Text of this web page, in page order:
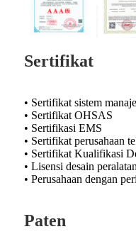
Sertifikat
• Sertifikat sistem
• Sertifikat OHSAS
• Sertifikasi EMS
• Sertifikat perusahaan
• Sertifikat Kualifikasi
• Lisensi desain
• Perusahaan dengan
Paten